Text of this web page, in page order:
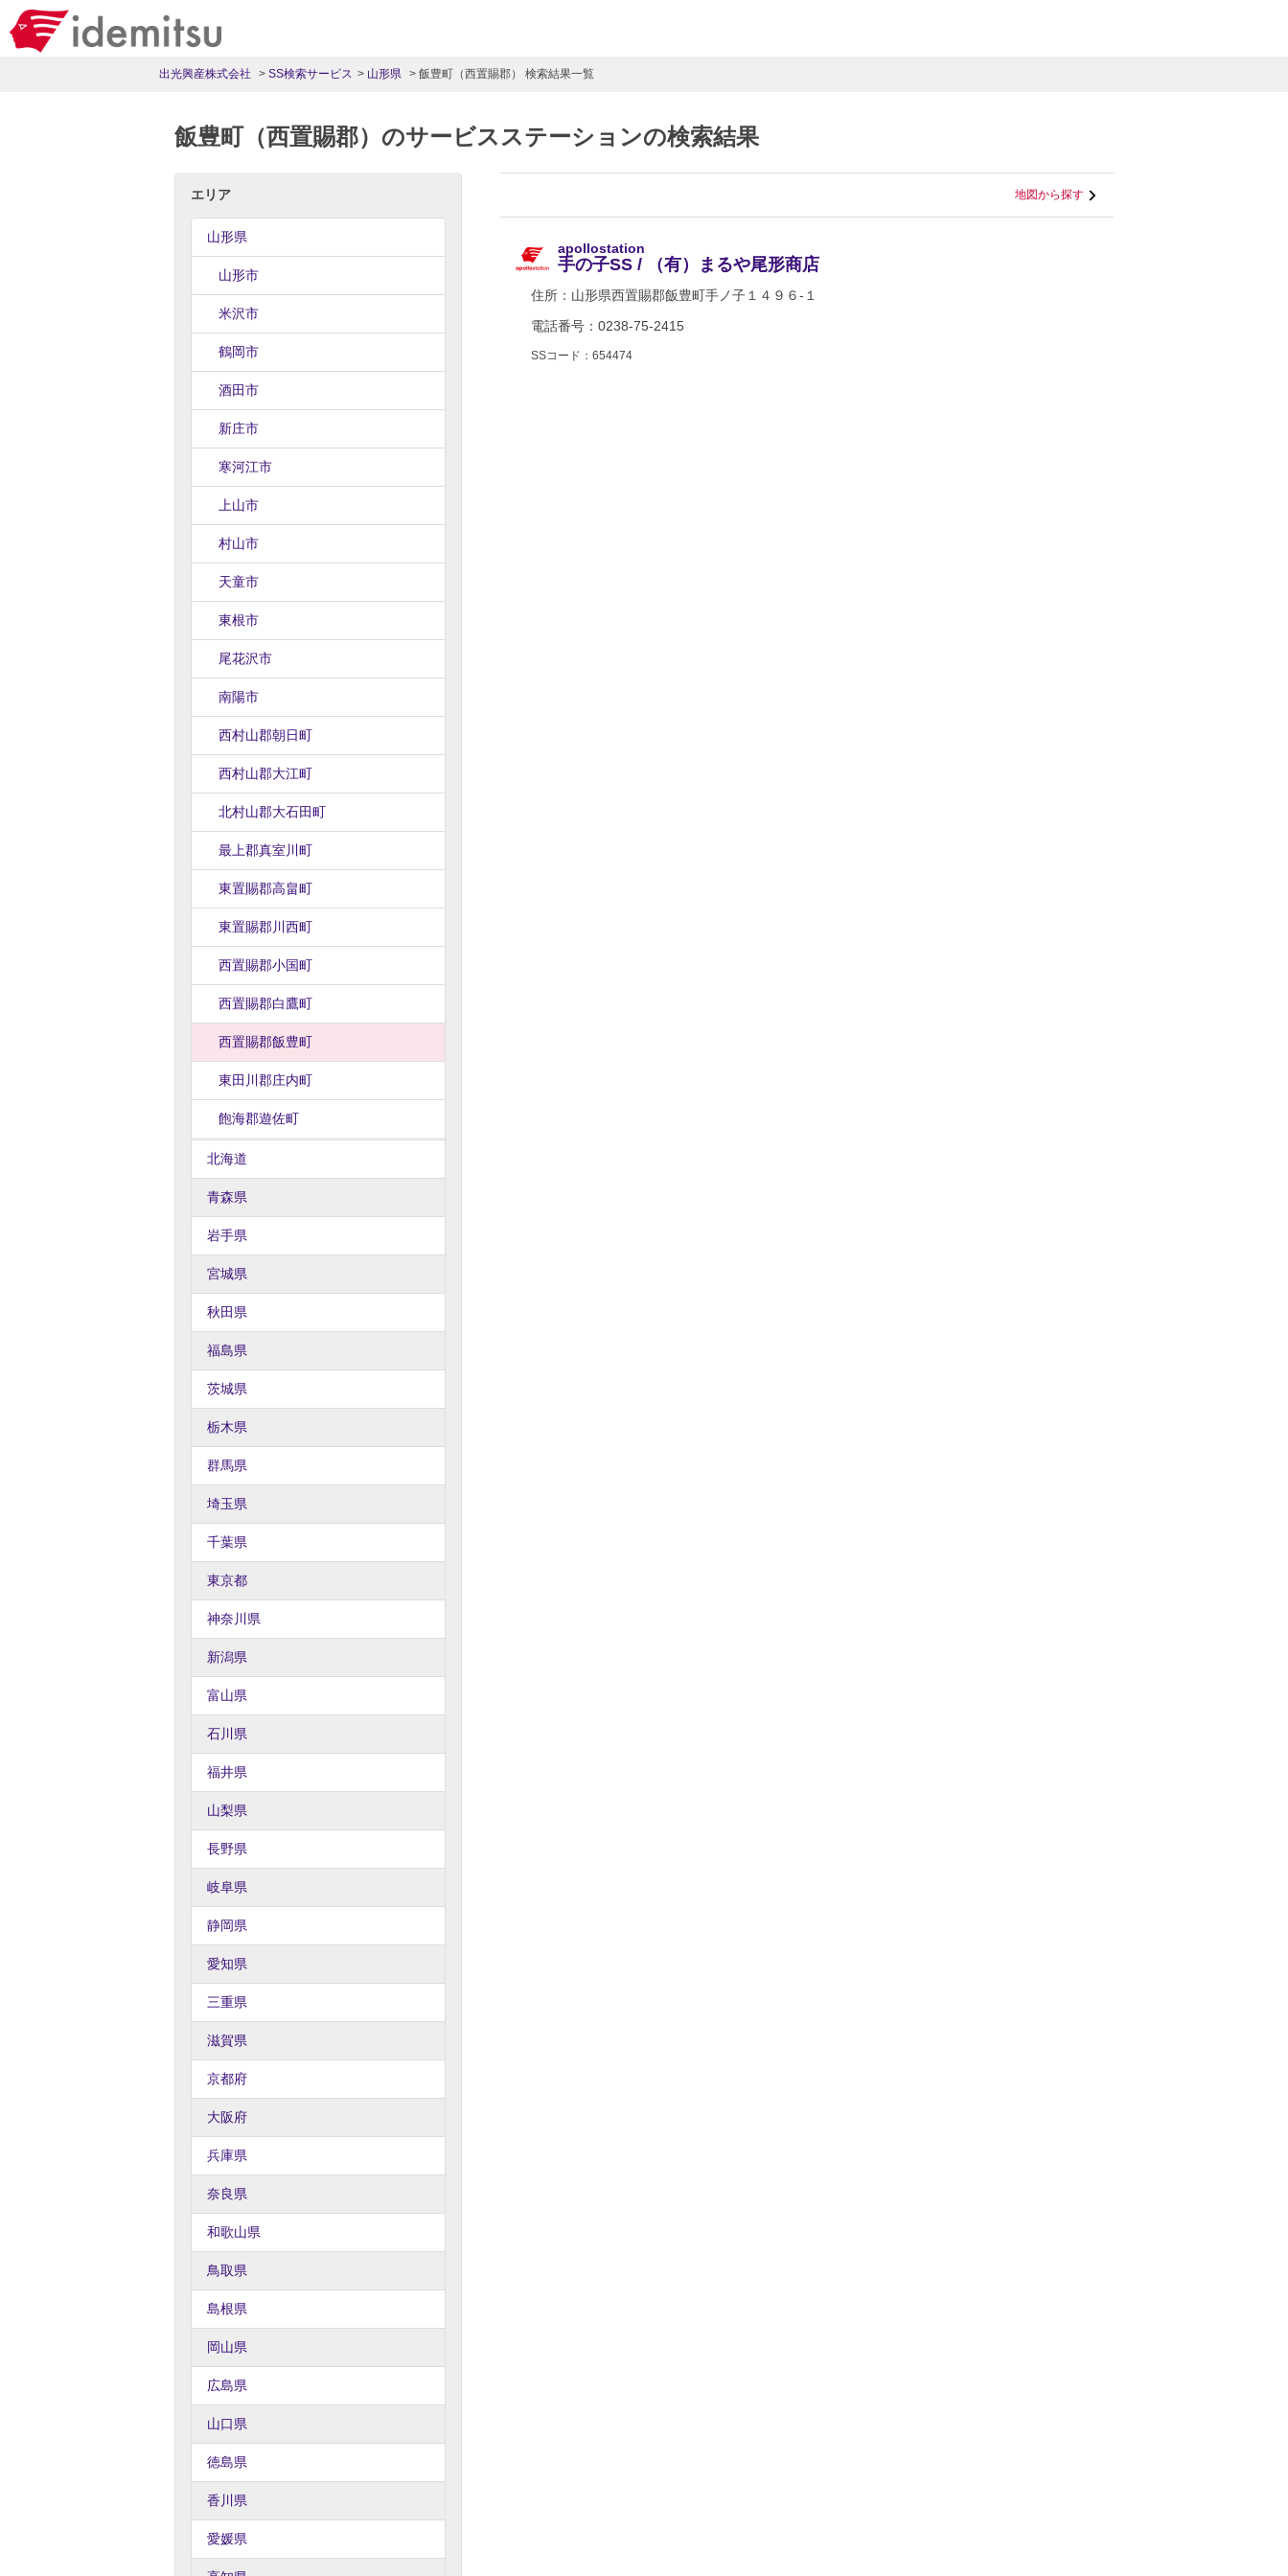
出光興産株式会社 SS検索サービス 山形県 飯豊町（西置賜郡） 検索結果一覧
飯豊町（西置賜郡）のサービスステーションの検索結果
エリア
山形県
山形市
米沢市
鶴岡市
酒田市
新庄市
寒河江市
上山市
村山市
天童市
東根市
尾花沢市
南陽市
西村山郡朝日町
西村山郡大江町
北村山郡大石田町
最上郡真室川町
東置賜郡高畠町
東置賜郡川西町
西置賜郡小国町
西置賜郡白鷹町
西置賜郡飯豊町
東田川郡庄内町
飽海郡遊佐町
北海道
青森県
岩手県
宮城県
秋田県
福島県
茨城県
栃木県
群馬県
埼玉県
千葉県
東京都
神奈川県
新潟県
富山県
石川県
福井県
山梨県
長野県
岐阜県
静岡県
愛知県
三重県
滋賀県
京都府
大阪府
兵庫県
奈良県
和歌山県
鳥取県
島根県
岡山県
広島県
山口県
徳島県
香川県
愛媛県
地図から探す
apollostation
手の子SS / （有）まるや尾形商店
住所： 山形県西置賜郡飯豊町手ノ子１４９６-１
電話番号：0238-75-2415
SSコード：654474